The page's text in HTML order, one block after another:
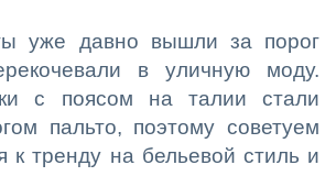
уже давно вышли за порог
в уличную моду.
с поясом на талии стали
пальто, поэтому советуем
к тренду на бельевой стиль и